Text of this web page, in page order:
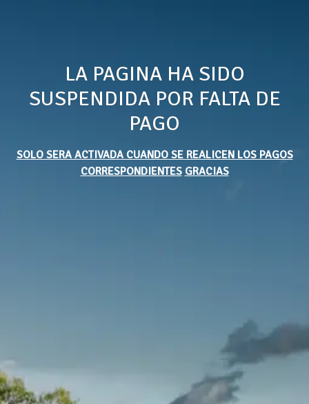
LA PAGINA HA SIDO
SUSPENDIDA POR FALTA DE
PAGO
SOLO SERA ACTIVADA CUANDO SE REALICEN LOS PAGOS
CORRESPONDIENTES GRACIAS